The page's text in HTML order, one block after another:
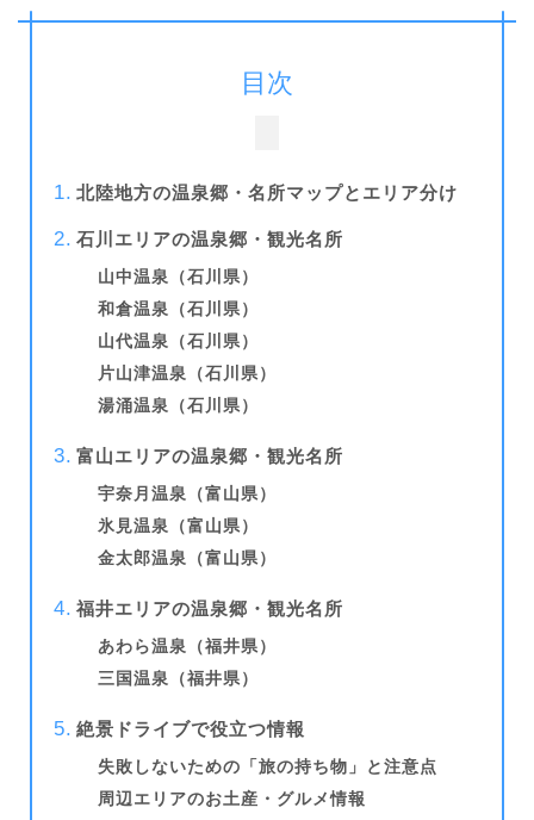
目次
北陸地方の温泉郷・名所マップとエリア分け
石川エリアの温泉郷・観光名所
山中温泉（石川県）
和倉温泉（石川県）
山代温泉（石川県）
片山津温泉（石川県）
湯涌温泉（石川県）
富山エリアの温泉郷・観光名所
宇奈月温泉（富山県）
氷見温泉（富山県）
金太郎温泉（富山県）
福井エリアの温泉郷・観光名所
あわら温泉（福井県）
三国温泉（福井県）
絶景ドライブで役立つ情報
失敗しないための「旅の持ち物」と注意点
周辺エリアのお土産・グルメ情報